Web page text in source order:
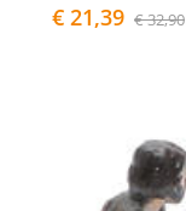
€ 21,39 € 32,90